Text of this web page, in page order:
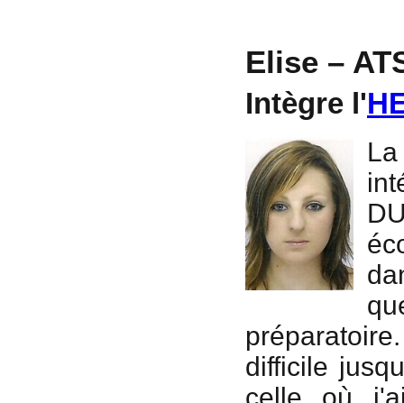
Elise –
Intègre l'
difficile
celle où